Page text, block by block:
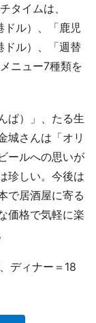
タイムは、
ドル）、「鹿児
ドル）、「週替
ニュー7種類を
ぱ）」、たる生
城さんは「オリ
ールへの思いが
珍しい。今後は
で居酒屋に寄る
価格で気軽に楽
ディナー＝18